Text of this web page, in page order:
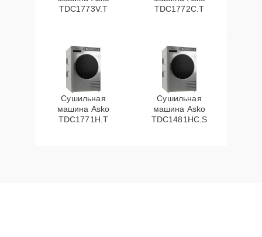
TDC1773V.T
TDC1772C.T
Сушильная
машина Asko
TDC1771H.T
Сушильная
машина Asko
TDC1481HC.S